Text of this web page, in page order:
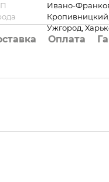
Ивано-
Ужгород,
Оплата